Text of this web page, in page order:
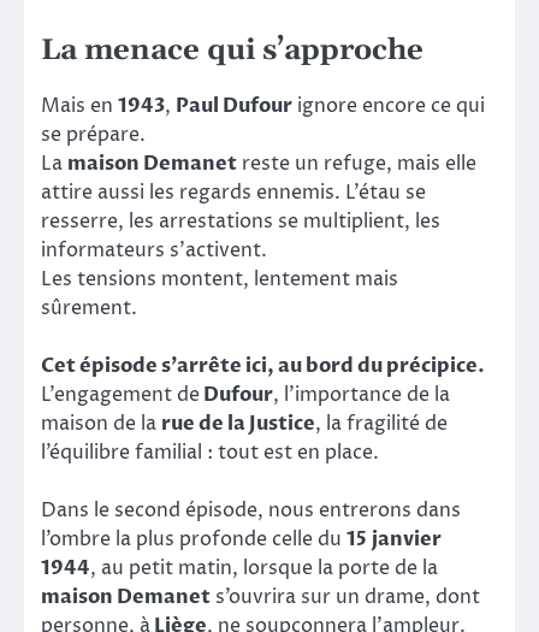
La menace qui s’approche
Mais en 1943, Paul Dufour ignore encore ce qui
se prépare.
La maison Demanet reste un refuge, mais elle
attire aussi les regards ennemis. L’étau se
resserre, les arrestations se multiplient, les
informateurs s’activent.
Les tensions montent, lentement mais
sûrement.
Cet épisode s’arrête ici, au bord du précipice.
L’engagement deDufour, l’importance de la
maison de la rue de la Justice, la fragilité de
l’équilibre familial : tout est en place.
Dans le second épisode, nous entrerons dans
l’ombre la plus profonde celle du 15 janvier
1944, au petit matin, lorsque la porte de la
maison Demanet s’ouvrira sur un drame, dont
personne, àLiège, ne soupçonnera l’ampleur.